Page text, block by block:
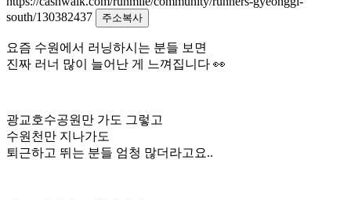
south/130382437
주소복사
요즘 수원에서 러닝하시는 분들 보면
진짜 러너 많이 늘어난 게 느껴집니다 👀
광교호수공원만 가도 그렇고
수원천만 지나가도
퇴근하고 뛰는 분들 엄청 많더라고요..